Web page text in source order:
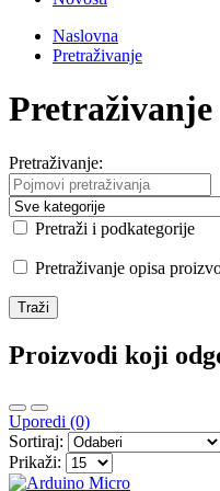
Naslovna
Pretraživanje
Pretraživanje
Pretraživanje:
Pretraži i podkategorije
Pretraživanje opisa
Proizvodi koji
Uporedi (0)
Sortiraj:
Prikaži: